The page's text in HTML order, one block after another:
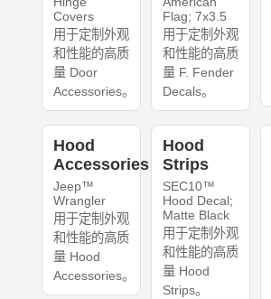
Covers
用于定制外观
和性能的高质
量 Door
Accessories。
Flag; 7x3.5
用于定制外观
和性能的高质
量 F. Fender
Decals。
Hood
Accessories
Jeep™
Wrangler
用于定制外观
和性能的高质
量 Hood
Accessories。
Hood
Strips
SEC10™
Hood Decal;
Matte Black
用于定制外观
和性能的高质
量 Hood
Strips。